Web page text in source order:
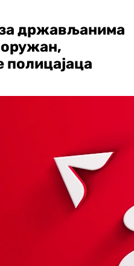
држављанима
полицајаца